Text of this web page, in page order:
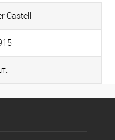
Castell